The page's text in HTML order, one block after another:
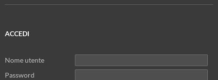
ACCEDI
Nome utente
Password